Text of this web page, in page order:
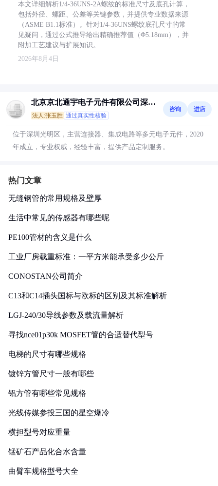
本文详细解析1/4-36UNS-2A螺纹的标准尺寸及底孔计算，
包括外径、螺距、公差等关键参数，并提供专业数据来源
（ASME B1.1标准）。针对1/4-36UNS螺纹底孔尺寸的常
见疑问，通过公式推导给出精确推荐值（Φ5.18mm），并
附加工艺建议与扩展知识。
2026年8月4日
北京京北通宇电子元件有限公司深圳
分公司
法人:张玉胜 通过真实性核验
咨询 进店
位于深圳光明区，主营连接器、集成电路等多元电子元件，2020
年成立，专业权威，经验丰富，提供产品定制服务。
热门文章
无缝钢管的常用规格及壁厚
生活中常见的传感器有哪些呢
PE100管材的含义是什么
工业厂房载重标准：一平方米能承受多少公斤
CONOSTAN公司简介
C13和C14插头国标与欧标的区别及其标准解析
LGJ-240/30导线参数及载流量解析
寻找nce01p30k MOSFET管的合适替代型号
电梯的尺寸有哪些规格
镀锌方管尺寸一般有哪些
铝方管有哪些常见规格
光线传媒参投三国的星空爆冷
横担型号对应重量
锰矿石产品化合水含量
曲臂车规格型号大全